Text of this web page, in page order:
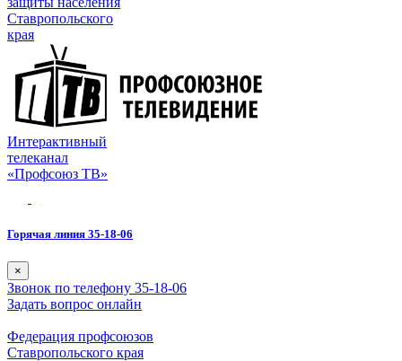
Ставропольского
края
Интерактивный
телеканал
«Профсоюз ТВ»
Горячая линия 35-18-06
×
Звонок по телефону 35-18-06
Задать вопрос онлайн
Федерация профсоюзов
Ставропольского края